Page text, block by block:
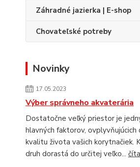
Záhradné jazierka | E-shop
Chovateľské potreby
Novinky
17.05.2023
Výber správneho akvaterária
Dostatočne veľký priestor je
hlavných faktorov, ovplyvňujúcich
kvalitu života vašich korytnačiek.
druh dorastá do určitej veľko...